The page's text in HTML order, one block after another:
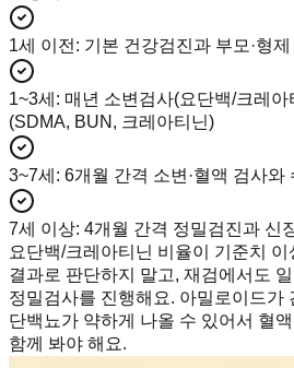
1세 이전 : 기본 건강검진과 부모·형
1~3세 : 매년 소변검사(요단백/크레
(SDMA, BUN, 크레아티닌)
3~7세 : 6개월 간격 소변·혈액 검사와
7세 이상: 4개월 간격 정밀검진과 신
요단백/크레아티닌 비율이 기준치 이
결과로 판단하지 말고, 재검에서도
정밀검사를 진행해요. 아밀로이드가
단백뇨가 약하게 나올 수 있어서 혈
함께 봐야 해요.